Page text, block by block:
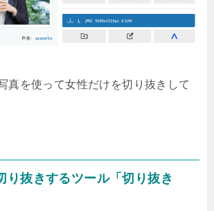
真を使って女性だけを切り抜きして
り抜きするツール「切り抜き